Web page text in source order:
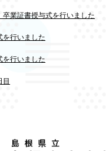
業証書授与式を行いました
を行いました
を行いました